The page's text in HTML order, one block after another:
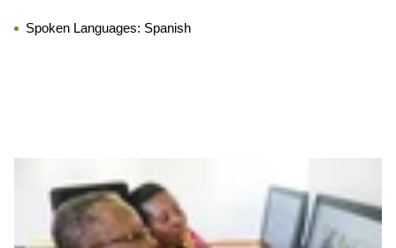
Spoken Languages: Spanish